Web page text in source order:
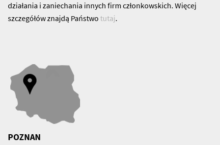
działania i zaniechania innych firm członkowskich. Więcej
szczegółów znajdą Państwo tutaj.
POZNAN